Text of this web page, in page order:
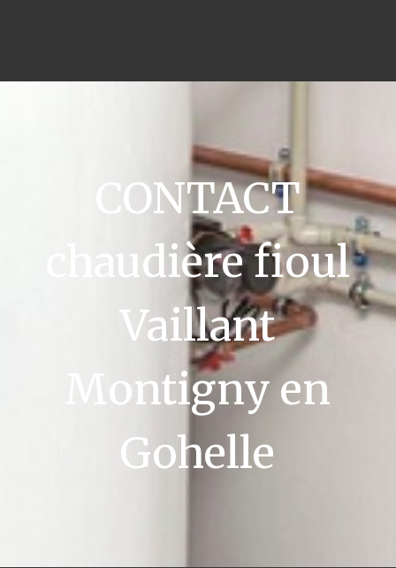
CONTACT
chaudière fioul
Vaillant
Montigny en
Gohelle